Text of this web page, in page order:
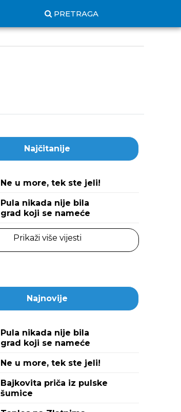
PRETRAGA
Najčitanije
Ne u more, tek ste jeli!
Pula nikada nije bila
grad koji se nameće
Prikaži više vijesti
Najnovije
Pula nikada nije bila
grad koji se nameće
Ne u more, tek ste jeli!
Bajkovita priča iz pulske
šumice